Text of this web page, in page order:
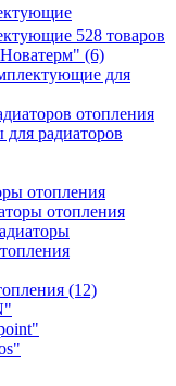
528 товаров
(6)
для
отопления
радиаторов
отопления
отопления
(12)